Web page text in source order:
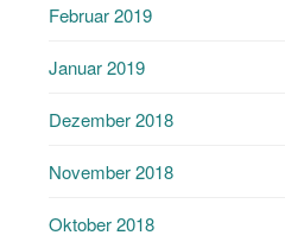
Februar 2019
Januar 2019
Dezember 2018
November 2018
Oktober 2018